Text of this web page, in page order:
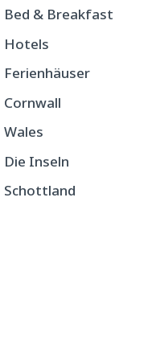
Bed & Breakfast
Hotels
Ferienhäuser
Cornwall
Wales
Die Inseln
Schottland